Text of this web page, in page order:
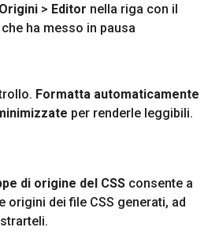
Origini > Editor nella riga con il
ha messo in pausa
Formatta automaticamente
per renderle leggibili.
di origine del CSS consente a
origini dei file CSS generati, ad
.